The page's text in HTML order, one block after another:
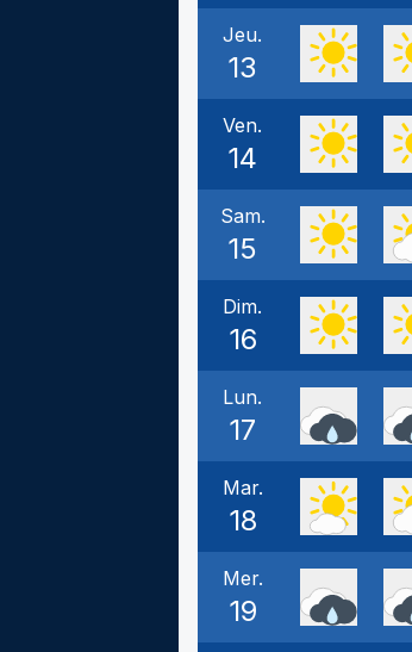
Jeu.
13
Ven.
14
Sam.
15
Dim.
16
Lun.
17
Mar.
18
Mer.
19